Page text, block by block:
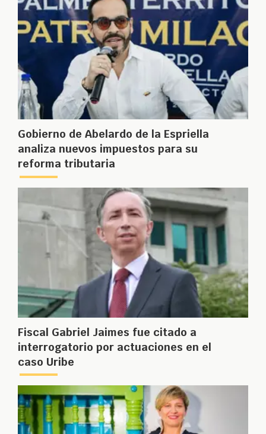
Gobierno de Abelardo de la Espriella
analiza nuevos impuestos para su
reforma tributaria
Fiscal Gabriel Jaimes fue citado a
interrogatorio por actuaciones en el
caso Uribe